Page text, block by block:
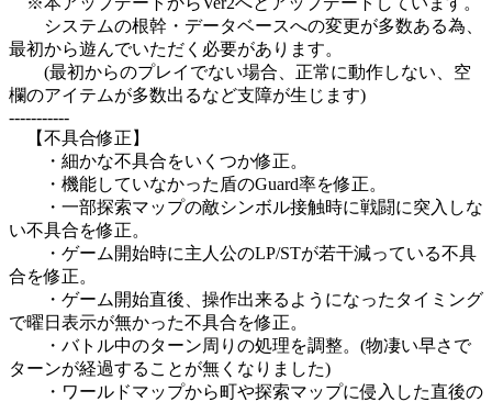
システムの根幹・データベースへの変更が多数ある為、
最初から遊んでいただく必要があります。
(最初からのプレイでない場合、正常に動作しない、空
欄のアイテムが多数出るなど支障が生じます)
-----------
【不具合修正】
・細かな不具合をいくつか修正。
・機能していなかった盾のGuard率を修正。
・一部探索マップの敵シンボル接触時に戦闘に突入しな
い不具合を修正。
・ゲーム開始時に主人公のLP/STが若干減っている不具
合を修正。
・ゲーム開始直後、操作出来るようになったタイミング
で曜日表示が無かった不具合を修正。
・バトル中のターン周りの処理を調整。(物凄い早さで
ターンが経過することが無くなりました)
・ワールドマップから町や探索マップに侵入した直後の